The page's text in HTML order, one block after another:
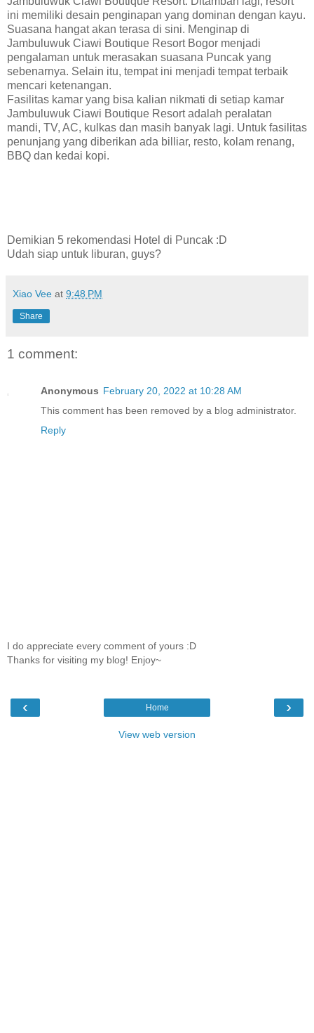
ini memiliki desain penginapan yang dominan dengan kayu.
Suasana hangat akan terasa di sini. Menginap di
Jambuluwuk Ciawi Boutique Resort Bogor menjadi
pengalaman untuk merasakan suasana Puncak yang
sebenarnya. Selain itu, tempat ini menjadi tempat terbaik
mencari ketenangan.
Fasilitas kamar yang bisa kalian nikmati di setiap kamar
Jambuluwuk Ciawi Boutique Resort adalah peralatan
mandi, TV, AC, kulkas dan masih banyak lagi. Untuk fasilitas
penunjang yang diberikan ada billiar, resto, kolam renang,
BBQ dan kedai kopi.
Demikian 5 rekomendasi Hotel di Puncak :D
Udah siap untuk liburan, guys?
Xiao Vee at 9:48 PM
Share
1 comment:
Anonymous February 20, 2022 at 10:28 AM
This comment has been removed by a blog administrator.
Reply
I do appreciate every comment of yours :D
Thanks for visiting my blog! Enjoy~
‹ ›
Home
View web version